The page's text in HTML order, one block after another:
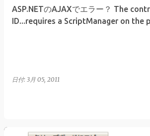
ASP.NETのAJAXでエラー？ The
ID...requires a ScriptManager on the
日付: 3月 05, 2011